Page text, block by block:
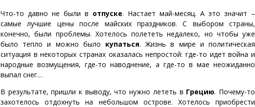
Что-то давно не были в отпуске. Настает май-месяц. А это значит –
самые лучшие цены после майских праздников. С выбором страны,
конечно, были проблемы. Хотелось полететь недалеко, но чтобы уже
было тепло и можно было купаться. Жизнь в мире и политическая
ситуация в некоторых странах оказалась непростой: где-то идет война и
народные возмущения, где-то наводнение, а где-то в мае неожиданно
выпал снег…
В результате, пришли к выводу, что нужно лететь в Грецию. Почему-то
захотелось отдохнуть на небольшом острове. Хотелось приобрести